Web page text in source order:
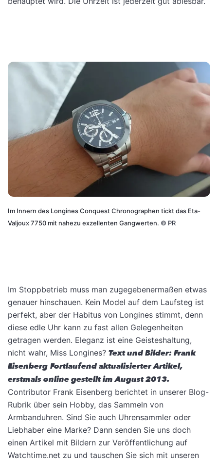
Im Innern des Longines Conquest Chronographen tickt das Eta-
Valjoux 7750 mit nahezu exzellenten Gangwerten. © PR
Im Stoppbetrieb muss man zugegebenermaßen etwas
genauer hinschauen. Kein Model auf dem Laufsteg ist
perfekt, aber der Habitus von Longines stimmt, denn
diese edle Uhr kann zu fast allen Gelegenheiten
getragen werden. Eleganz ist eine Geisteshaltung,
nicht wahr, Miss Longines? Text und Bilder: Frank
Eisenberg Fortlaufend aktualisierter Artikel,
erstmals online gestellt im August 2013.
Contributor Frank Eisenberg berichtet in unserer Blog-
Rubrik über sein Hobby, das Sammeln von
Armbanduhren. Sind Sie auch Uhrensammler oder
Liebhaber eine Marke? Dann senden Sie uns doch
einen Artikel mit Bildern zur Veröffentlichung auf
Watchtime.net zu und tauschen Sie sich mit unseren